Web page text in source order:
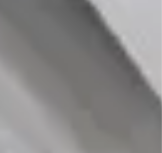
directamente en la precisión y fiabilidad del
proceso. Problemas frecuentes en sistemas de
transporte industrial ❌ Vibraciones ❌ Desgaste